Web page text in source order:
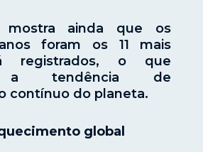
mostra ainda que os
foram os 11 mais
registrados, o que
a tendência de
contínuo do planeta.
global